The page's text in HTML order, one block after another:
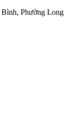
Phường Long